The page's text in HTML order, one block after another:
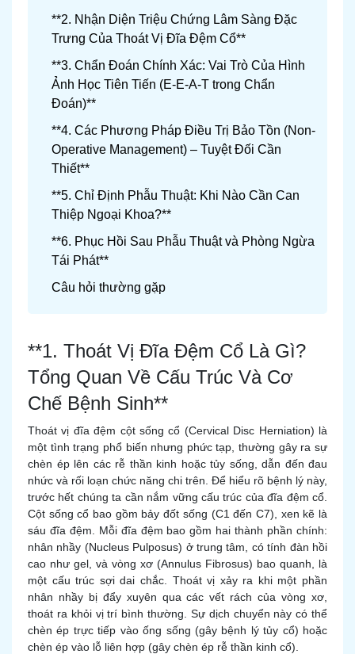
**2. Nhận Diện Triệu Chứng Lâm Sàng Đặc
Trưng Của Thoát Vị Đĩa Đệm Cổ**
**3. Chẩn Đoán Chính Xác: Vai Trò Của Hình
Ảnh Học Tiên Tiến (E-E-A-T trong Chẩn
Đoán)**
**4. Các Phương Pháp Điều Trị Bảo Tồn (Non-
Operative Management) – Tuyệt Đối Cần
Thiết**
**5. Chỉ Định Phẫu Thuật: Khi Nào Cần Can
Thiệp Ngoại Khoa?**
**6. Phục Hồi Sau Phẫu Thuật và Phòng Ngừa
Tái Phát**
Câu hỏi thường gặp
**1. Thoát Vị Đĩa Đệm Cổ Là Gì?
Tổng Quan Về Cấu Trúc Và Cơ
Chế Bệnh Sinh**
Thoát vị đĩa đệm cột sống cổ (Cervical Disc Herniation) là
một tình trạng phổ biến nhưng phức tạp, thường gây ra sự
chèn ép lên các rễ thần kinh hoặc tủy sống, dẫn đến đau
nhức và rối loạn chức năng chi trên. Để hiểu rõ bệnh lý này,
trước hết chúng ta cần nắm vững cấu trúc của đĩa đệm cổ.
Cột sống cổ bao gồm bảy đốt sống (C1 đến C7), xen kẽ là
sáu đĩa đệm. Mỗi đĩa đệm bao gồm hai thành phần chính:
nhân nhầy (Nucleus Pulposus) ở trung tâm, có tính đàn hồi
cao như gel, và vòng xơ (Annulus Fibrosus) bao quanh, là
một cấu trúc sợi dai chắc. Thoát vị xảy ra khi một phần
nhân nhầy bị đẩy xuyên qua các vết rách của vòng xơ,
thoát ra khỏi vị trí bình thường. Sự dịch chuyển này có thể
chèn ép trực tiếp vào ống sống (gây bệnh lý tủy cổ) hoặc
chèn ép vào lỗ liên hợp (gây chèn ép rễ thần kinh cổ).